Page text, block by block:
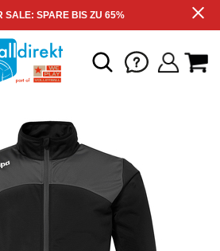
SALE: SPARE BIS ZU 65%